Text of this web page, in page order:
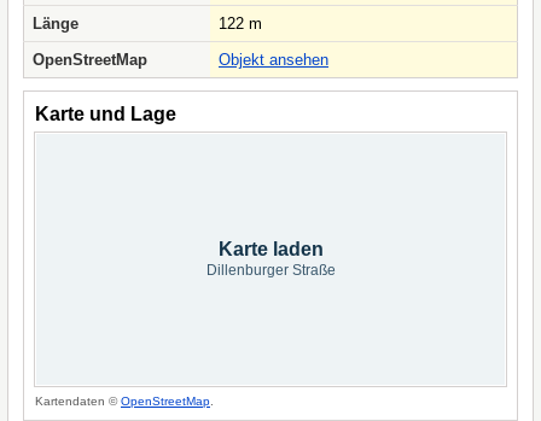
Länge
122 m
OpenStreetMap
Objekt ansehen
Karte und Lage
Karte laden
Dillenburger Straße
Kartendaten ©OpenStreetMap